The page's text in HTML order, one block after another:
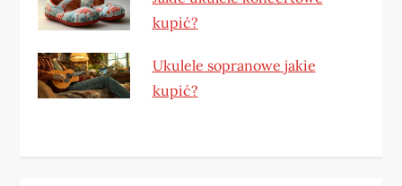
kupić?
Ukulele sopranowe jakie
kupić?